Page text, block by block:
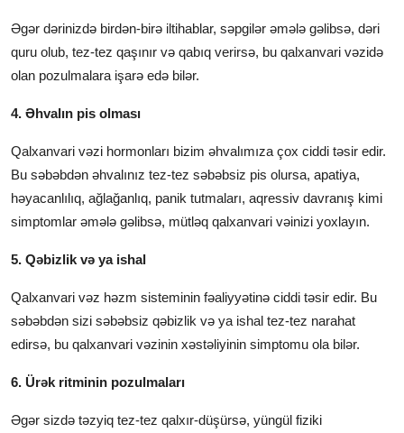
Əgər dərinizdə birdən-birə iltihablar, səpgilər əmələ gəlibsə, dəri
quru olub, tez-tez qaşınır və qabıq verirsə, bu qalxanvari vəzidə
olan pozulmalara işarə edə bilər.
4. Əhvalın pis olması
Qalxanvari vəzi hormonları bizim əhvalımıza çox ciddi təsir edir.
Bu səbəbdən əhvalınız tez-tez səbəbsiz pis olursa, apatiya,
həyacanlılıq, ağlağanlıq, panik tutmaları, aqressiv davranış kimi
simptomlar əmələ gəlibsə, mütləq qalxanvari vəinizi yoxlayın.
5. Qəbizlik və ya ishal
Qalxanvari vəz həzm sisteminin fəaliyyətinə ciddi təsir edir. Bu
səbəbdən sizi səbəbsiz qəbizlik və ya ishal tez-tez narahat
edirsə, bu qalxanvari vəzinin xəstəliyinin simptomu ola bilər.
6. Ürək ritminin pozulmaları
Əgər sizdə təzyiq tez-tez qalxır-düşürsə, yüngül fiziki